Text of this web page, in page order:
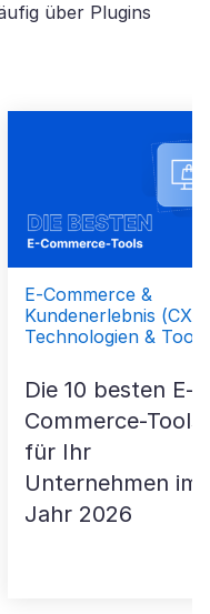
über Plugins
E-Commerce &
Kundenerlebnis (CX),
Technologien & Tools
Die 10 besten E-
Commerce-Tools
für Ihr
Unternehmen im
Jahr 2026